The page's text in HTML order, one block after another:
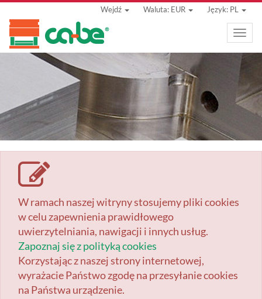
Język: PL
Waluta: EUR
Wejdź
Toggle
W ramach naszej witryny stosujemy pliki cookies
w celu zapewnienia prawidłowego
uwierzytelniania, nawigacji i innych usług.
Zapoznaj się z polityką cookies
Korzystając z naszej strony internetowej,
wyrażacie Państwo zgodę na przesyłanie cookies
na Państwa urządzenie.